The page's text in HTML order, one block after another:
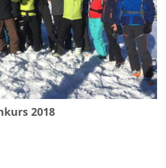
mal gelesen
2018